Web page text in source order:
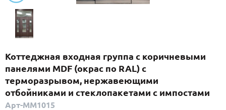
С реечным дизайном(29)
ПО НАЗНАЧЕНИЮ
ПО КОНСТРУКЦИИ
Популярные двери
Коттеджная входная группа с коричневыми
панелями MDF (окрас по RAL) с
терморазрывом, нержавеющими
отбойниками и стеклопакетами с импостами
Арт-ММ1015